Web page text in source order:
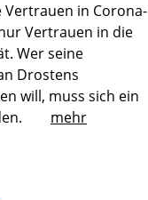
Vertrauen in Corona-
Vertrauen in die
Wer seine
Drostens
will, muss sich ein
mehr